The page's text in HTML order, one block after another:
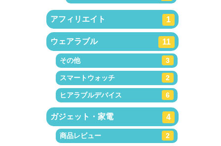
アフィリエイト 1
ウェアラブル 11
その他 3
スマートウォッチ 2
ヒアラブルデバイス 6
ガジェット・家電 4
商品レビュー 2